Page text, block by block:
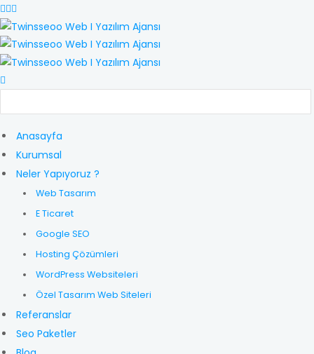
Anasayfa
Kurumsal
Neler Yapıyoruz ?
Web Tasarım
E Ticaret
Google SEO
Hosting Çözümleri
WordPress Websiteleri
Özel Tasarım Web Siteleri
Referanslar
Seo Paketler